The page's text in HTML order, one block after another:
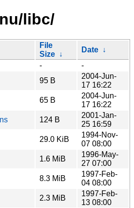
libc/
File
Size ↓
Date ↓
-
-
95 B
2004-Jun-
17 16:22
65 B
2004-Jun-
17 16:22
124 B
2001-Jan-
25 16:59
29.0 KiB
1994-Nov-
07 08:00
1.6 MiB
1996-May-
27 07:00
8.3 MiB
1997-Feb-
04 08:00
2.3 MiB
1997-Feb-
13 08:00